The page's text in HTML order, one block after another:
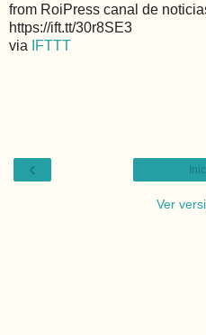
from RoiPress canal de
https://ift.tt/30r8SE3
via
IFTTT
‹
Ver